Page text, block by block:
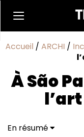
Accueil / ARCHI /
À São
En résumé